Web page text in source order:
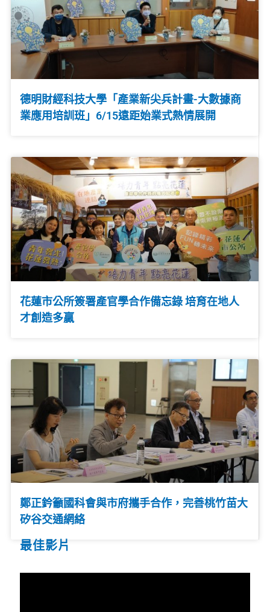
德明財經科技大學「產業新尖兵計畫-大數據商
業應用培訓班」6/15遠距始業式熱情展開
花蓮市公所簽署產官學合作備忘錄 培育在地人
才創造多贏
鄭正鈐籲國科會與市府攜手合作，完善桃竹苗大
矽谷交通網絡
最佳影片